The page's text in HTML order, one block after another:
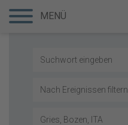
Nach Ereignissen filtern
Gries, Bozen, ITA
MENÜ